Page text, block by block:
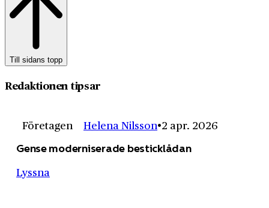
Till sidans topp
Redaktionen tipsar
Företagen Helena Nilsson 2 apr. 2026
Gense moderniserade besticklådan
Lyssna